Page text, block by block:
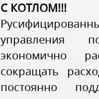
С КОТЛОМ!!!
управления
экономично
сокращать
постоянно